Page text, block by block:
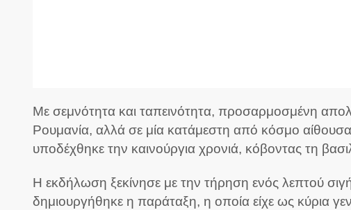
Με σεμνότητα και ταπεινότητα, προσαρμοσμένη
Ρουμανία, αλλά σε μία κατάμεστη από κόσμο
υποδέχθηκε την καινούργια χρονιά, κόβοντας τη
Η εκδήλωση ξεκίνησε με την τήρηση ενός λεπτού
δημιουργήθηκε η παράταξη, η οποία είχε ως κύρια